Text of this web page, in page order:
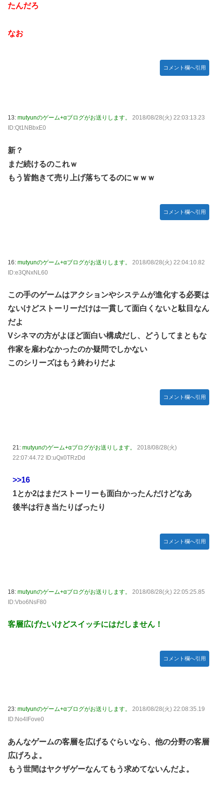
たんだろ
なお
コメント欄へ引用
13: mutyunのゲーム+αブログがお送りします。
2018/08/28(火) 22:03:13.23
ID:Qt1NBbxE0
新？
まだ続けるのこれｗ
もう皆飽きて売り上げ落ちてるのにｗｗｗ
コメント欄へ引用
16: mutyunのゲーム+αブログがお送りします。
2018/08/28(火) 22:04:10.82
ID:e3QNxNL60
この手のゲームはアクションやシステムが進化する必要は
ないけどストーリーだけは一貫して面白くないと駄目なん
だよ
Vシネマの方がよほど面白い構成だし、どうしてまともな
作家を雇わなかったのか疑問でしかない
このシリーズはもう終わりだよ
コメント欄へ引用
21: mutyunのゲーム+αブログがお送りします。
2018/08/28(火)
22:07:44.72 ID:uQx0TRzDd
>>16
1とか2はまだストーリーも面白かったんだけどなあ
後半は行き当たりばったり
コメント欄へ引用
18: mutyunのゲーム+αブログがお送りします。
2018/08/28(火) 22:05:25.85
ID:Vbo6NsF80
客層広げたいけどスイッチにはだしません！
コメント欄へ引用
23: mutyunのゲーム+αブログがお送りします。
2018/08/28(火) 22:08:35.19
ID:No4IFove0
あんなゲームの客層を広げるぐらいなら、他の分野の客層
広げろよ。
もう世間はヤクザゲーなんてもう求めてないんだよ。